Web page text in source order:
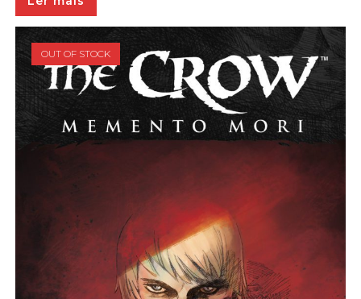
OUT OF STOCK